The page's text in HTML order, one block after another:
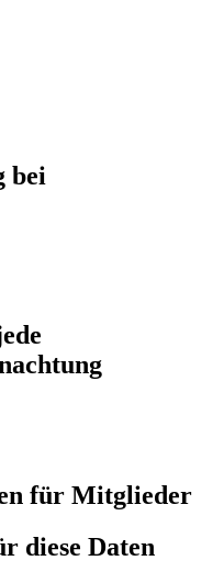
bei
für Mitglieder
diese Daten